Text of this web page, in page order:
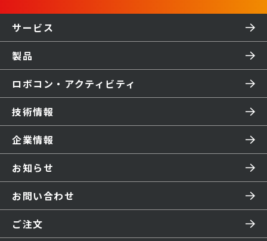
サービス
製品
ロボコン・アクティビティ
技術情報
企業情報
お知らせ
お問い合わせ
ご注文